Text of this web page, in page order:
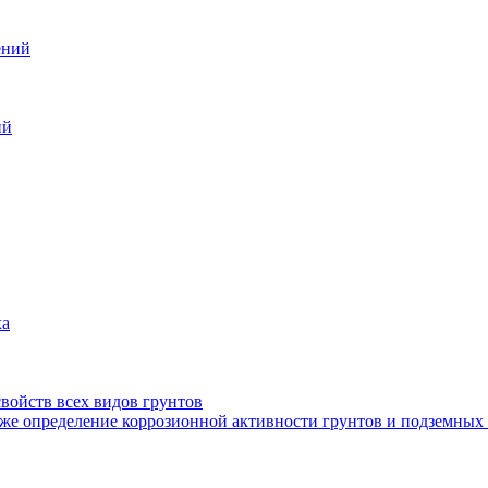
всех видов грунтов
определение коррозионной активности грунтов и подземных